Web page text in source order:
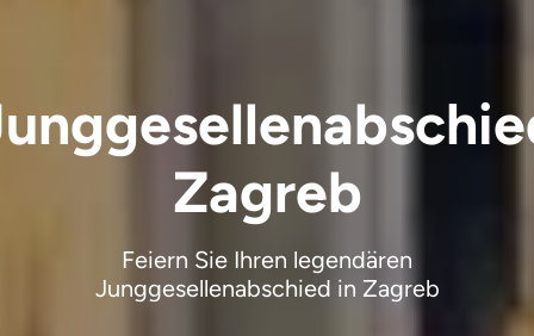
Zagreb
Feiern Sie Ihren legendären
Junggesellenabschied in Zagreb